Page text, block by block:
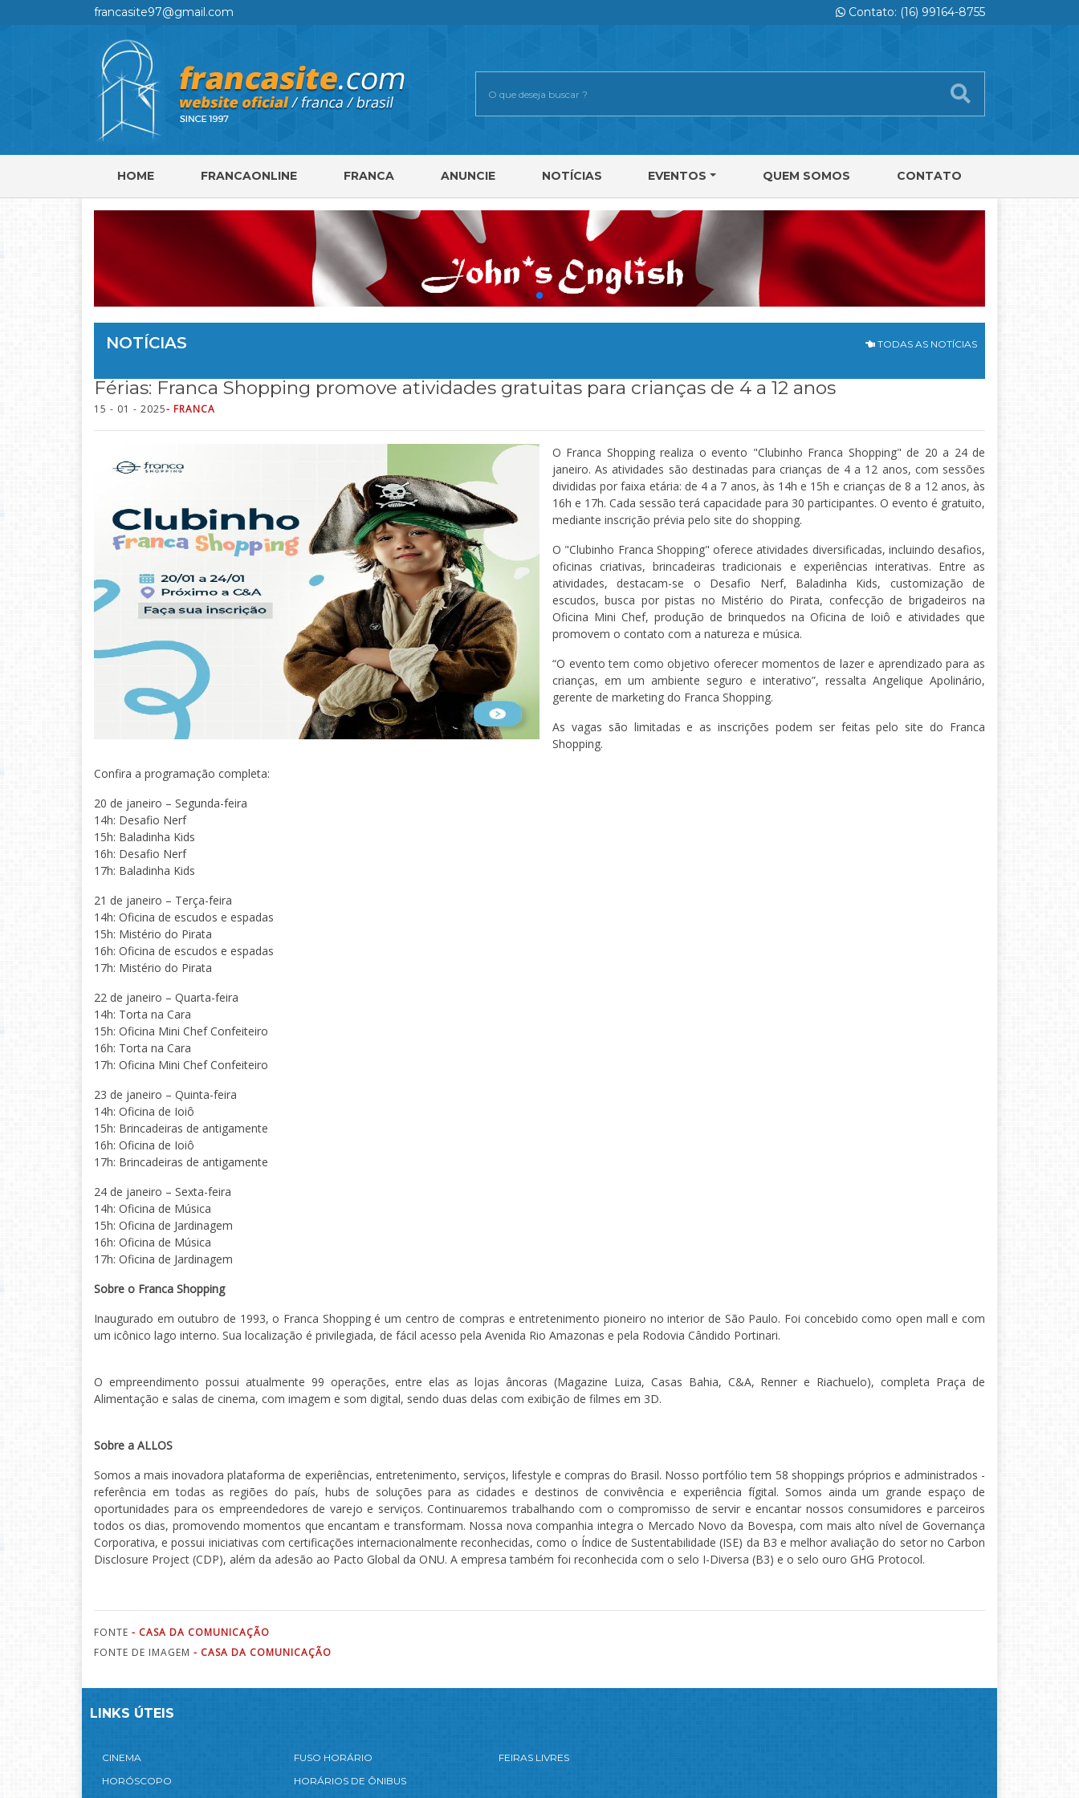
francasite97@gmail.com Contato: (16) 99164-8755
HOME FRANCAONLINE FRANCA ANUNCIE NOTÍCIAS EVENTOS QUEM SOMOS CONTATO
NOTÍCIAS TODAS AS NOTÍCIAS
Férias: Franca Shopping promove atividades gratuitas para crianças de 4 a 12 anos
15 - 01 - 2025- FRANCA
O Franca Shopping realiza o evento "Clubinho Franca Shopping" de 20 a 24 de
janeiro. As atividades são destinadas para crianças de 4 a 12 anos, com sessões
divididas por faixa etária: de 4 a 7 anos, às 14h e 15h e crianças de 8 a 12 anos, às
16h e 17h. Cada sessão terá capacidade para 30 participantes. O evento é gratuito,
mediante inscrição prévia pelo site do shopping.
O "Clubinho Franca Shopping" oferece atividades diversificadas, incluindo desafios,
oficinas criativas, brincadeiras tradicionais e experiências interativas. Entre as
atividades, destacam-se o Desafio Nerf, Baladinha Kids, customização de
escudos, busca por pistas no Mistério do Pirata, confecção de brigadeiros na
Oficina Mini Chef, produção de brinquedos na Oficina de Ioiô e atividades que
promovem o contato com a natureza e música.
“O evento tem como objetivo oferecer momentos de lazer e aprendizado para as
crianças, em um ambiente seguro e interativo”, ressalta Angelique Apolinário,
gerente de marketing do Franca Shopping.
As vagas são limitadas e as inscrições podem ser feitas pelo site do Franca
Shopping.
Confira a programação completa:
20 de janeiro – Segunda-feira
14h: Desafio Nerf
15h: Baladinha Kids
16h: Desafio Nerf
17h: Baladinha Kids
21 de janeiro – Terça-feira
14h: Oficina de escudos e espadas
15h: Mistério do Pirata
16h: Oficina de escudos e espadas
17h: Mistério do Pirata
22 de janeiro – Quarta-feira
14h: Torta na Cara
15h: Oficina Mini Chef Confeiteiro
16h: Torta na Cara
17h: Oficina Mini Chef Confeiteiro
23 de janeiro – Quinta-feira
14h: Oficina de Ioiô
15h: Brincadeiras de antigamente
16h: Oficina de Ioiô
17h: Brincadeiras de antigamente
24 de janeiro – Sexta-feira
14h: Oficina de Música
15h: Oficina de Jardinagem
16h: Oficina de Música
17h: Oficina de Jardinagem
Sobre o Franca Shopping
Inaugurado em outubro de 1993, o Franca Shopping é um centro de compras e entretenimento pioneiro no interior de São Paulo. Foi concebido como open mall e com
um icônico lago interno. Sua localização é privilegiada, de fácil acesso pela Avenida Rio Amazonas e pela Rodovia Cândido Portinari.
O empreendimento possui atualmente 99 operações, entre elas as lojas âncoras (Magazine Luiza, Casas Bahia, C&A, Renner e Riachuelo), completa Praça de
Alimentação e salas de cinema, com imagem e som digital, sendo duas delas com exibição de filmes em 3D.
Sobre a ALLOS
Somos a mais inovadora plataforma de experiências, entretenimento, serviços, lifestyle e compras do Brasil. Nosso portfólio tem 58 shoppings próprios e administrados -
referência em todas as regiões do país, hubs de soluções para as cidades e destinos de convivência e experiência fígital. Somos ainda um grande espaço de
oportunidades para os empreendedores de varejo e serviços. Continuaremos trabalhando com o compromisso de servir e encantar nossos consumidores e parceiros
todos os dias, promovendo momentos que encantam e transformam. Nossa nova companhia integra o Mercado Novo da Bovespa, com mais alto nível de Governança
Corporativa, e possui iniciativas com certificações internacionalmente reconhecidas, como o Índice de Sustentabilidade (ISE) da B3 e melhor avaliação do setor no Carbon
Disclosure Project (CDP), além da adesão ao Pacto Global da ONU. A empresa também foi reconhecida com o selo I-Diversa (B3) e o selo ouro GHG Protocol.
FONTE - CASA DA COMUNICAÇÃO
FONTE DE IMAGEM - CASA DA COMUNICAÇÃO
LINKS ÚTEIS
CINEMA
HORÓSCOPO
FUSO HORÁRIO
HORÁRIOS DE ÔNIBUS
FEIRAS LIVRES